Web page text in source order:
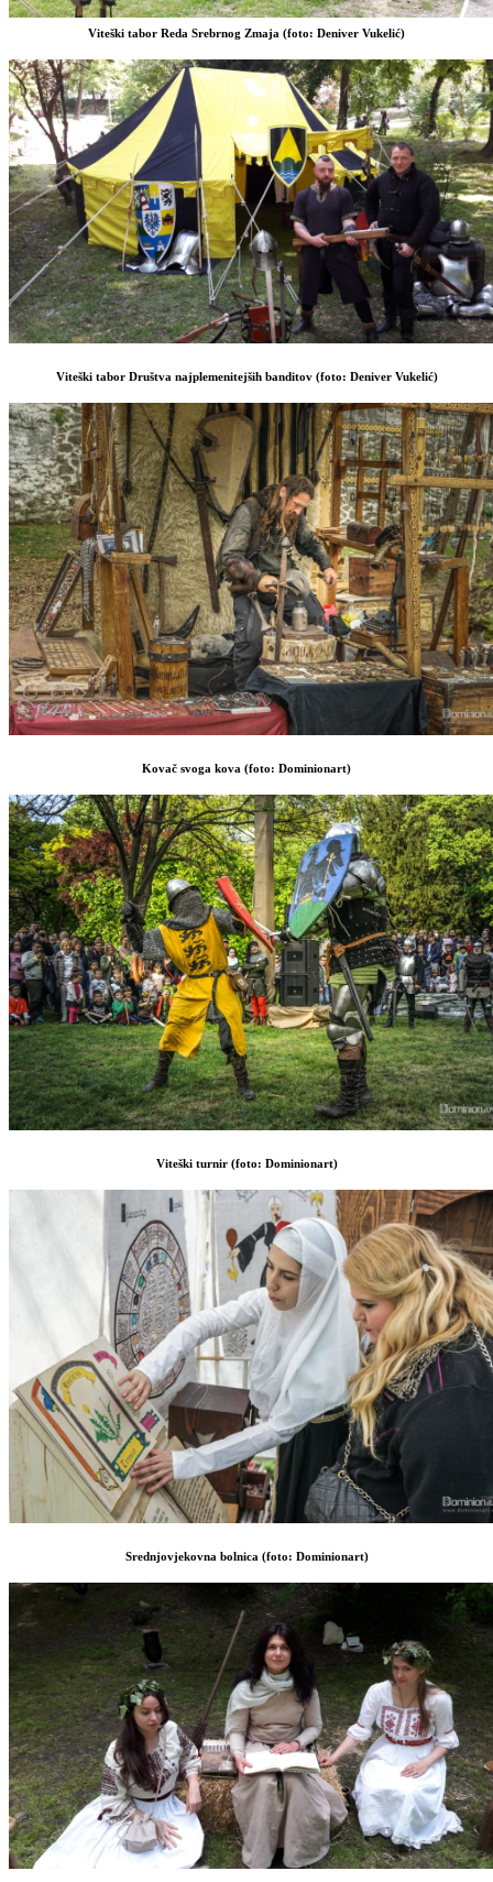
Viteški tabor Reda Srebrnog Zmaja (foto: Deniver Vukelić)
Viteški tabor Društva najplemenitejših banditov (foto: Deniver Vukelić)
Kovač svoga kova (foto: Dominionart)
Viteški turnir (foto: Dominionart)
Srednjovjekovna bolnica (foto: Dominionart)